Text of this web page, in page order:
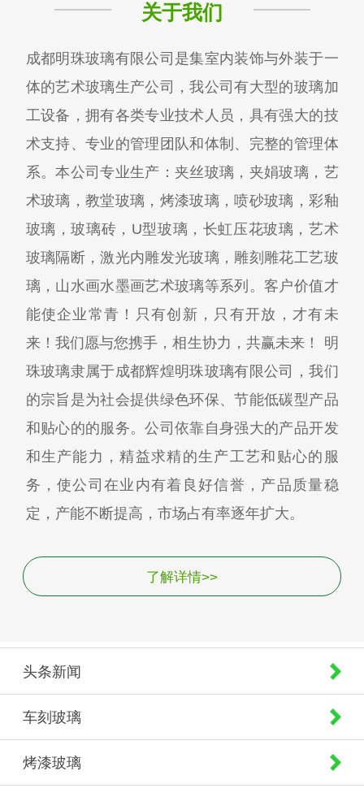
关于我们
成都明珠玻璃有限公司是集室内装饰与外装于一
体的艺术玻璃生产公司，我公司有大型的玻璃加
工设备，拥有各类专业技术人员，具有强大的技
术支持、专业的管理团队和体制、完整的管理体
系。本公司专业生产：夹丝玻璃，夹娟玻璃，艺
术玻璃，教堂玻璃，烤漆玻璃，喷砂玻璃，彩釉
玻璃，玻璃砖，U型玻璃，长虹压花玻璃，艺术
玻璃隔断，激光内雕发光玻璃，雕刻雕花工艺玻
璃，山水画水墨画艺术玻璃等系列。客户价值才
能使企业常青！只有创新，只有开放，才有未
来！我们愿与您携手，相生协力，共赢未来！ 明
珠玻璃隶属于成都辉煌明珠玻璃有限公司，我们
的宗旨是为社会提供绿色环保、节能低碳型产品
和贴心的的服务。公司依靠自身强大的产品开发
和生产能力，精益求精的生产工艺和贴心的服
务，使公司在业内有着良好信誉，产品质量稳
定，产能不断提高，市场占有率逐年扩大。
了解详情>>
头条新闻
车刻玻璃
烤漆玻璃